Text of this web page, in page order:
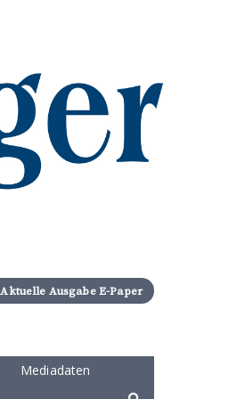
Aktuelle Ausgabe E-Paper
Mediadaten